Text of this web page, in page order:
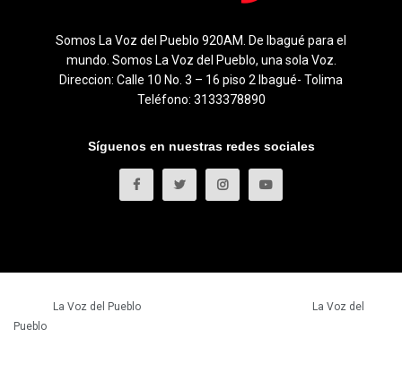
Somos La Voz del Pueblo 920AM. De Ibagué para el
mundo. Somos La Voz del Pueblo, una sola Voz.
Direccion: Calle 10 No. 3 – 16 piso 2 Ibagué- Tolima
Teléfono: 3133378890
Síguenos en nuestras redes sociales
La Voz del Pueblo
La Voz del
Pueblo